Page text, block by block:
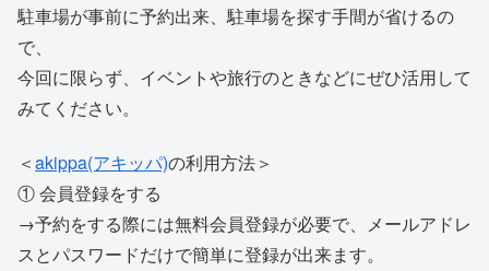
駐車場が事前に予約出来、駐車場を探す手間が省けるの
で、
今回に限らず、イベントや旅行のときなどにぜひ活用して
みてください。
＜akippa(アキッパ)の利用方法＞
① 会員登録をする
→予約をする際には無料会員登録が必要で、メールアドレ
スとパスワードだけで簡単に登録が出来ます。